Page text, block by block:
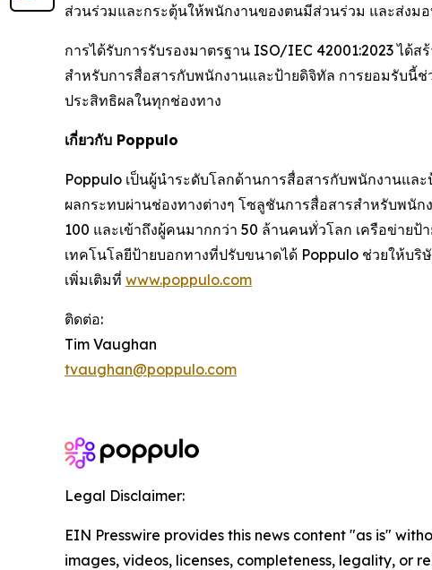
ส่วนร่วมและกระตุ้นให้พนักงานของตนมีส่วนร่วม และส่ง
การได้รับการรับรองมาตรฐาน ISO/IEC 42001:2023 ได้
สำหรับการสื่อสารกับพนักงานและป้ายดิจิทัล การยอมรับ
ประสิทธิผลในทุกช่องทาง
เกี่ยวกับ Poppulo
Poppulo เป็นผู้นำระดับโลกด้านการสื่อสารกับพนักงานแล
ผลกระทบผ่านช่องทางต่างๆ โซลูชันการสื่อสารสำหรับพนัก
100 และเข้าถึงผู้คนมากกว่า 50 ล้านคนทั่วโลก เครือข่าย
เทคโนโลยีป้ายบอกทางที่ปรับขนาดได้ Poppulo ช่วยให้บ
เพิ่มเติมที่ www.poppulo.com
ติดต่อ:
Tim Vaughan
tvaughan@poppulo.com
Legal Disclaimer:
EIN Presswire provides this news content "as is"
images, videos, licenses, completeness, legality, or